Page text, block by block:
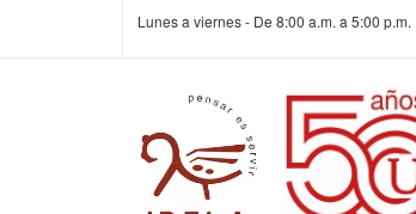
Lunes a viernes - De 8:00 a.m. a 5:00 p.m.